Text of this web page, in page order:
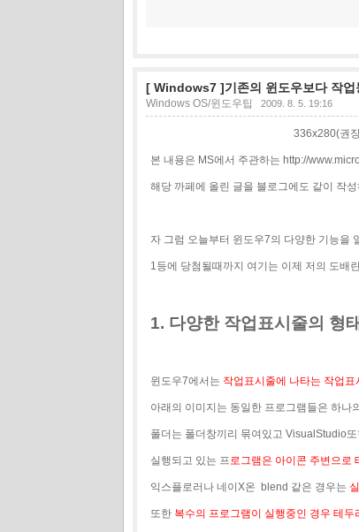
[ Windows7 ]기존의 윈도우보다 작업
Windows OS/윈도우팁 2009. 8. 5. 19:16
336x280(권
본 내용은 MS에서 주관하는 http://
해당 까페에 올린 글을 블로그에도 같이 작성
자 그럼 오늘부터 윈도우7의 다양한 기능을
1등에 당첨될때까지 여기는 이제 저의 도배
1. 다양한 작업표시줄의 형
윈도우7에서는 작업표시줄에 나타는 작업
아래의 이미지는 동일한 프로그램들은 하나
폴더는 폴더창끼리 묶여있고 VisualStudio
실행되고 있는 프 로그램은 아이콘 주변으로
익스플로러나 네이X온 blend 같은 경우는
또한 복수의 프로그램이 실행중인 경우 테